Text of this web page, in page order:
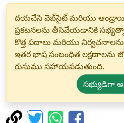
దయచేసి వెబ్‌సైట్ మరియు
ప్రకటనలను తీసివేయడానికి
కొత్త పదాలు మరియు
ఇతర భాష సంబంధిత లక్షణాలను
రుసుము సహాయపడుతుంది.
సభ్యుడిగా